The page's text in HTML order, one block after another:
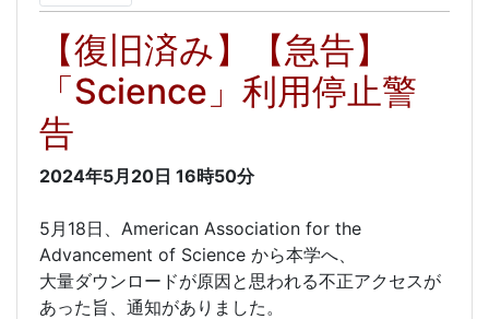
【復旧済み】【急告】
「Science」利用停止警
告
2024年5月20日 16時50分
5月18日、American Association for the
Advancement of Science から本学へ、
大量ダウンロードが原因と思われる不正アクセスが
あった旨、通知がありました。